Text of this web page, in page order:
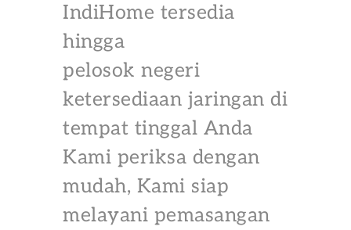
IndiHome tersedia
hingga
pelosok negeri
ketersediaan jaringan di
tempat tinggal Anda
Kami periksa dengan
mudah, Kami siap
melayani pemasangan